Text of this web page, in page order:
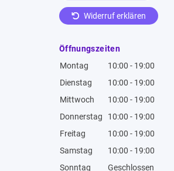
Widerruf erklären
Öffnungszeiten
Montag
10:00 - 19:00
Dienstag
10:00 - 19:00
Mittwoch
10:00 - 19:00
Donnerstag
10:00 - 19:00
Freitag
10:00 - 19:00
Samstag
10:00 - 19:00
Sonntag
Geschlossen